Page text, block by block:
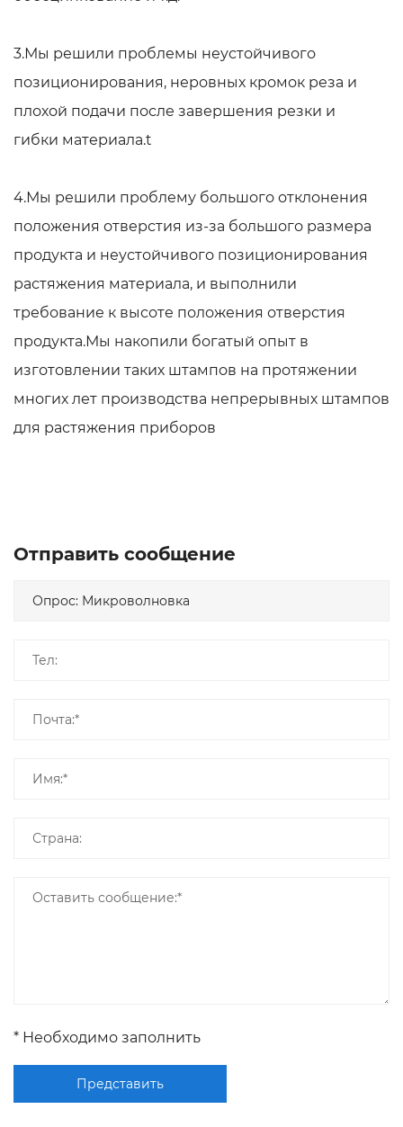
3.Мы решили проблемы неустойчивого
позиционирования, неровных кромок реза и
плохой подачи после завершения резки и
гибки материала.t
4.Мы решили проблему большого отклонения
положения отверстия из-за большого размера
продукта и неустойчивого позиционирования
растяжения материала, и выполнили
требование к высоте положения отверстия
продукта.Мы накопили богатый опыт в
изготовлении таких штампов на протяжении
многих лет производства непрерывных штампов
для растяжения приборов
Отправить сообщение
* Необходимо заполнить
Представить